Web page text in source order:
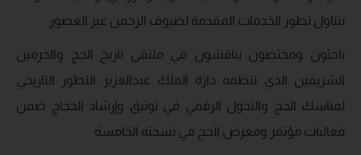
يتناول تطور الخدمات المقدمة لضيوف الرحمن عبر العصور
باحثون ومختصون يناقشون في ملتقى تاريخ الحج والحرمين
الشريفين الذي تنظمه دارة الملك عبدالعزيز التطور التاريخي
لمناسك الحج والتحول الرقمي في توثيق وإرشاد الحجاج ضمن
فعاليات مؤتمر ومعرض الحج في نسخته الخامسة